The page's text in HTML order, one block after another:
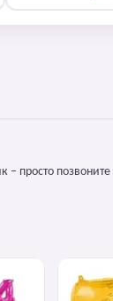
– просто